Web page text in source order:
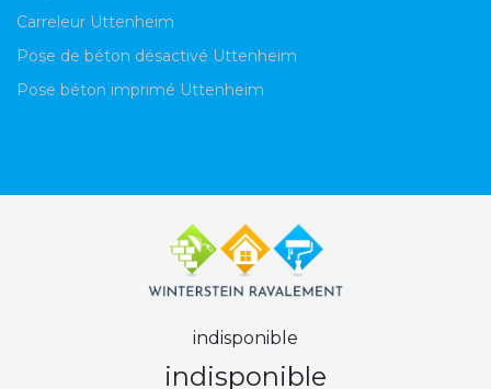
Carreleur Uttenheim
Pose de béton désactivé Uttenheim
Pose béton imprimé Uttenheim
indisponible
indisponible